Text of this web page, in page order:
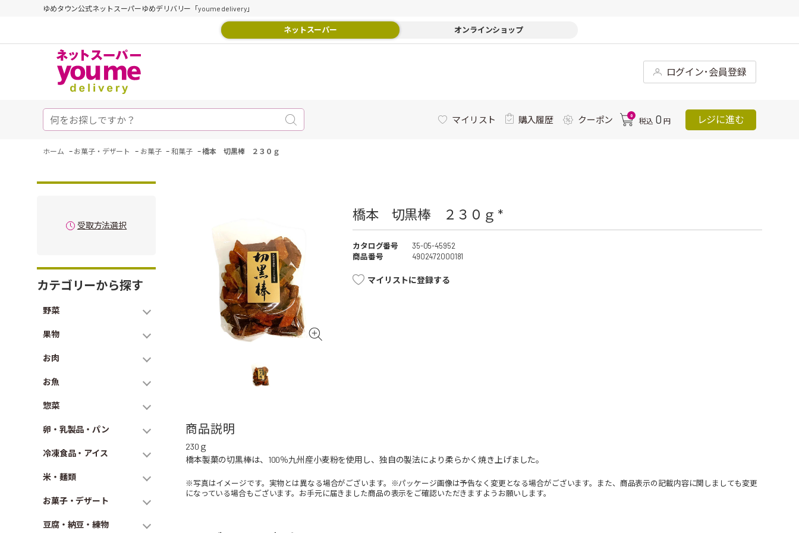
ゆめタウン公式ネットスーパーゆめデリバリー「youme delivery」
ネットスーパー オンラインショップ
ログイン･会員登録
マイリスト 購入履歴 クーポン 0
税込 0 円 レジに進む
ホーム - お菓子・デザート - お菓子 -和菓子 -橋本 切黒棒 ２３０ｇ
受取方法選択
カテゴリーから探す
野菜
果物
お肉
お魚
惣菜
卵・乳製品・パン
冷凍食品・アイス
米・麺類
お菓子・デザート
豆腐・納豆・練物
橋本 切黒棒 ２３０ｇ *
カタログ番号
35-05-45952
商品番号
4902472000181
マイリストに登録する
商品説明
230ｇ
橋本製菓の切黒棒は、100％九州産小麦粉を使用し、独自の製法により柔らかく焼き上げました。
※写真はイメージです。実物とは異なる場合がございます。※パッケージ画像は予告なく変更となる場合がございます。また、商品表示の記載内容に関しましても変更
になっている場合もございます。お手元に届きました商品の表示をご確認いただきますようお願いします。